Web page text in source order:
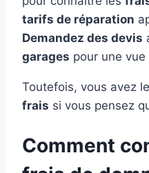
tarifs de réparation
Demandez des devis
garages pour une vue
Toutefois, vous avez le
frais si vous pensez
Comment